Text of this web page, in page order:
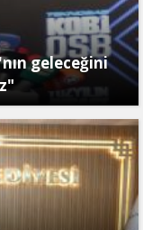
geleceğini